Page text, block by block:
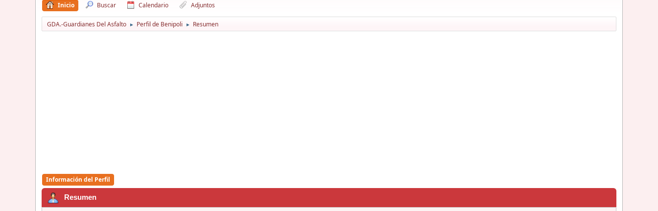
Inicio Buscar Calendario Adjuntos
GDA.-Guardianes Del Asfalto ► Perfil de Benipoli ► Resumen
Información del Perfil
Resumen